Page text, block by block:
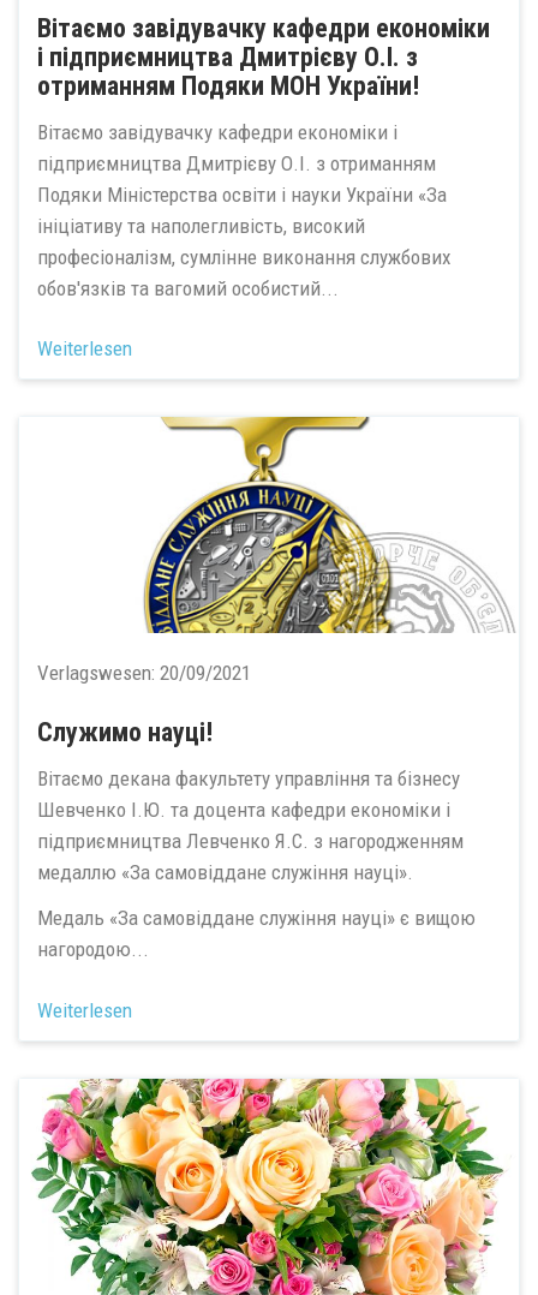
Вітаємо завідувачку кафедри економіки
і підприємництва Дмитрієву О.І. з
отриманням Подяки МОН України!
Вітаємо завідувачку кафедри економіки і
підприємництва Дмитрієву О.І. з отриманням
Подяки Міністерства освіти і науки України «За
ініціативу та наполегливість, високий
професіоналізм, сумлінне виконання службових
обов'язків та вагомий особистий...
Weiterlesen
Verlagswesen: 20/09/2021
Служимо науці!
Вітаємо декана факультету управління та бізнесу
Шевченко І.Ю. та доцента кафедри економіки і
підприємництва Левченко Я.С. з нагородженням
медаллю «За самовіддане служіння науці».
Медаль «За самовіддане служіння науці» є вищою
нагородою...
Weiterlesen